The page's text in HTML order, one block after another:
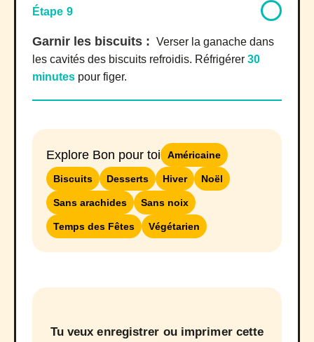
Étape 9
Garnir les biscuits : Verser la ganache dans
les cavités des biscuits refroidis. Réfrigérer 30
minutes pour figer.
Explore Bon pour toi Américaine
Biscuits Desserts Hiver Noël
Sans arachides Sans noix
Temps des Fêtes Végétarien
Tu veux enregistrer ou imprimer cette